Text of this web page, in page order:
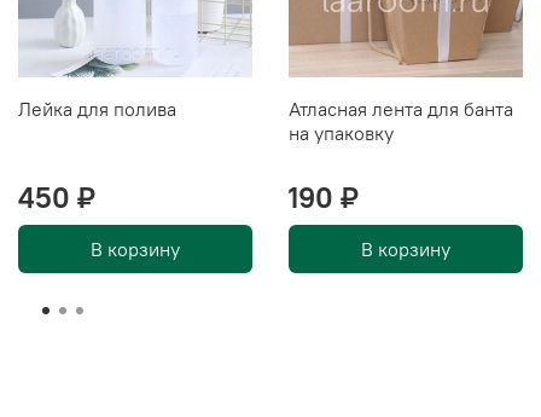
Лейка для полива
450 ₽
В корзину
Атласная лента для банта
на упаковку
190 ₽
В корзину